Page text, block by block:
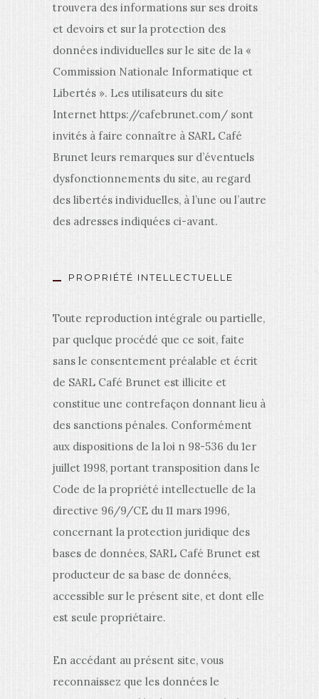
trouvera des informations sur ses droits
et devoirs et sur la protection des
données individuelles sur le site de la «
Commission Nationale Informatique et
Libertés ». Les utilisateurs du site
Internet https://cafebrunet.com/ sont
invités à faire connaître à SARL Café
Brunet leurs remarques sur d’éventuels
dysfonctionnements du site, au regard
des libertés individuelles, à l’une ou l’autre
des adresses indiquées ci-avant.
PROPRIÉTÉ INTELLECTUELLE
Toute reproduction intégrale ou partielle,
par quelque procédé que ce soit, faite
sans le consentement préalable et écrit
de SARL Café Brunet est illicite et
constitue une contrefaçon donnant lieu à
des sanctions pénales. Conformément
aux dispositions de la loi n 98-536 du 1er
juillet 1998, portant transposition dans le
Code de la propriété intellectuelle de la
directive 96/9/CE du 11 mars 1996,
concernant la protection juridique des
bases de données, SARL Café Brunet est
producteur de sa base de données,
accessible sur le présent site, et dont elle
est seule propriétaire.
En accédant au présent site, vous
reconnaissez que les données le